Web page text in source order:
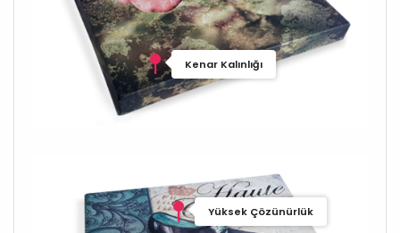
Kenar Kalınlığı
Yüksek Çözünürlük